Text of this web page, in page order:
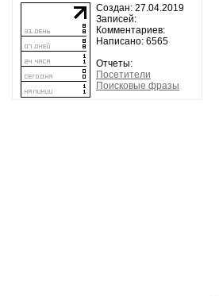
Создан: 27.04.2019
Записей:
Комментариев:
Написано: 6565
Отчеты:
Посетители
Поисковые фразы